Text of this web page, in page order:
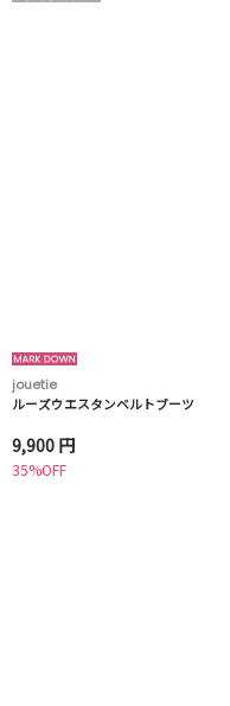
jouetie
ルーズウエスタンベルトブーツ
9,900 円
35%OFF